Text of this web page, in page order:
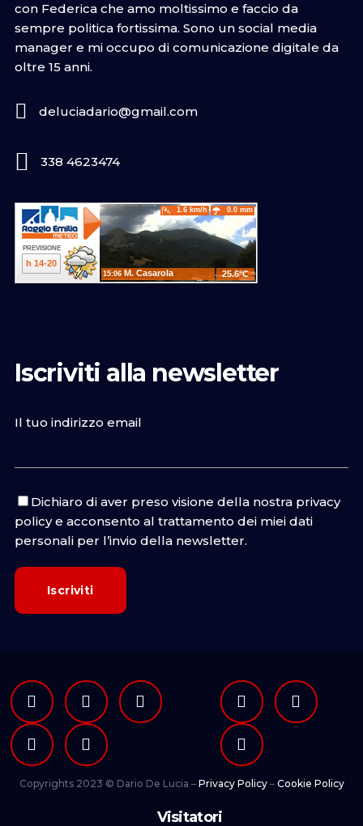
con Federica che amo moltissimo e faccio da
sempre politica fortissima. Sono un social media
manager e mi occupo di comunicazione digitale da
oltre 15 anni.
deluciadario@gmail.com
338 4623474
Iscriviti alla newsletter
Il tuo indirizzo email
Dichiaro di aver preso visione della nostra privacy
policye acconsento al trattamento dei miei dati
personali per l’invio della newsletter.
Copyrights 2023 © Dario De Lucia – Privacy Policy– Cookie Policy
Visitatori